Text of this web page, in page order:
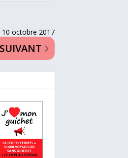
10 octobre 2017
SUIVANT